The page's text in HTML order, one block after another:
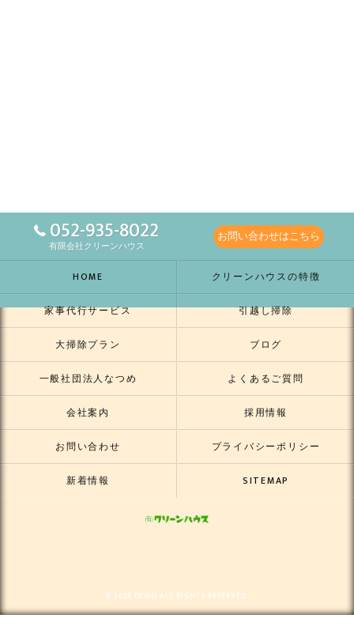
052-935-8022
有限会社クリーンハウス
お問い合わせはこちら
HOME クリーンハウスの特徴
家事代行サービス 引越し掃除
大掃除プラン ブログ
一般社団法人なつめ よくあるご質問
会社案内 採用情報
お問い合わせ プライバシーポリシー
新着情報 SITEMAP
© 2026 DEMO ALL RIGHTS RESERVED.